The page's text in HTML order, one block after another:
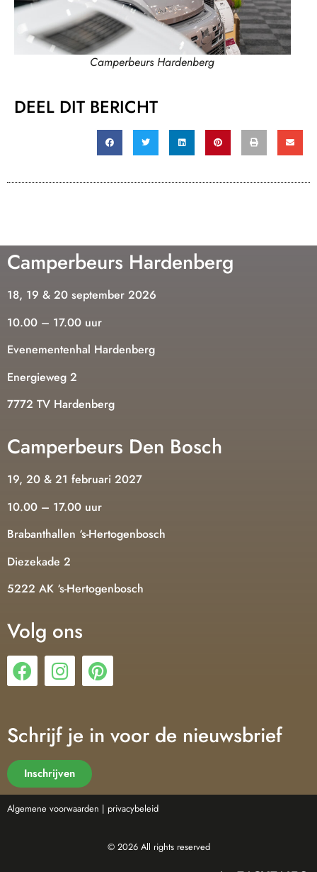
Camperbeurs Hardenberg
DEEL DIT BERICHT
Camperbeurs Hardenberg
18, 19 & 20 september 2026
10.00 – 17.00 uur
Evenementenhal Hardenberg
Energieweg 2
7772 TV Hardenberg
Camperbeurs Den Bosch
19, 20 & 21 februari 2027
10.00 – 17.00 uur
Brabanthallen ‘s-Hertogenbosch
Diezekade 2
5222 AK ‘s-Hertogenbosch
Volg ons
Schrijf je in voor de nieuwsbrief
Inschrijven
Algemene voorwaarden | privacybeleid
© 2026 All rights reserved